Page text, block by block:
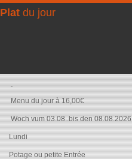
Plat du jour
Menu du jour à 16,00€
Woch vum 03.08..bis den 08.08.2026
Lundi
Potage ou petite Entrée